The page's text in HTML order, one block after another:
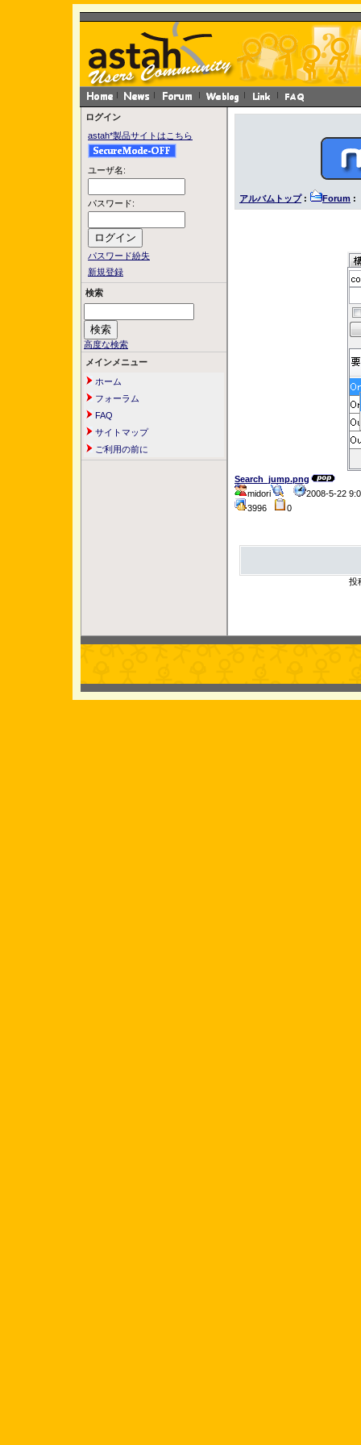
ログイン
astah*製品サイトはこちら
ユーザ名:
パスワード:
パスワード紛失
新規登録
検索
高度な検索
メインメニュー
ホーム
フォーラム
FAQ
サイトマップ
ご利用の前に
アルバムトップ: Forum :
Search_jump.png
midori
2008-5-22
3996
0
投